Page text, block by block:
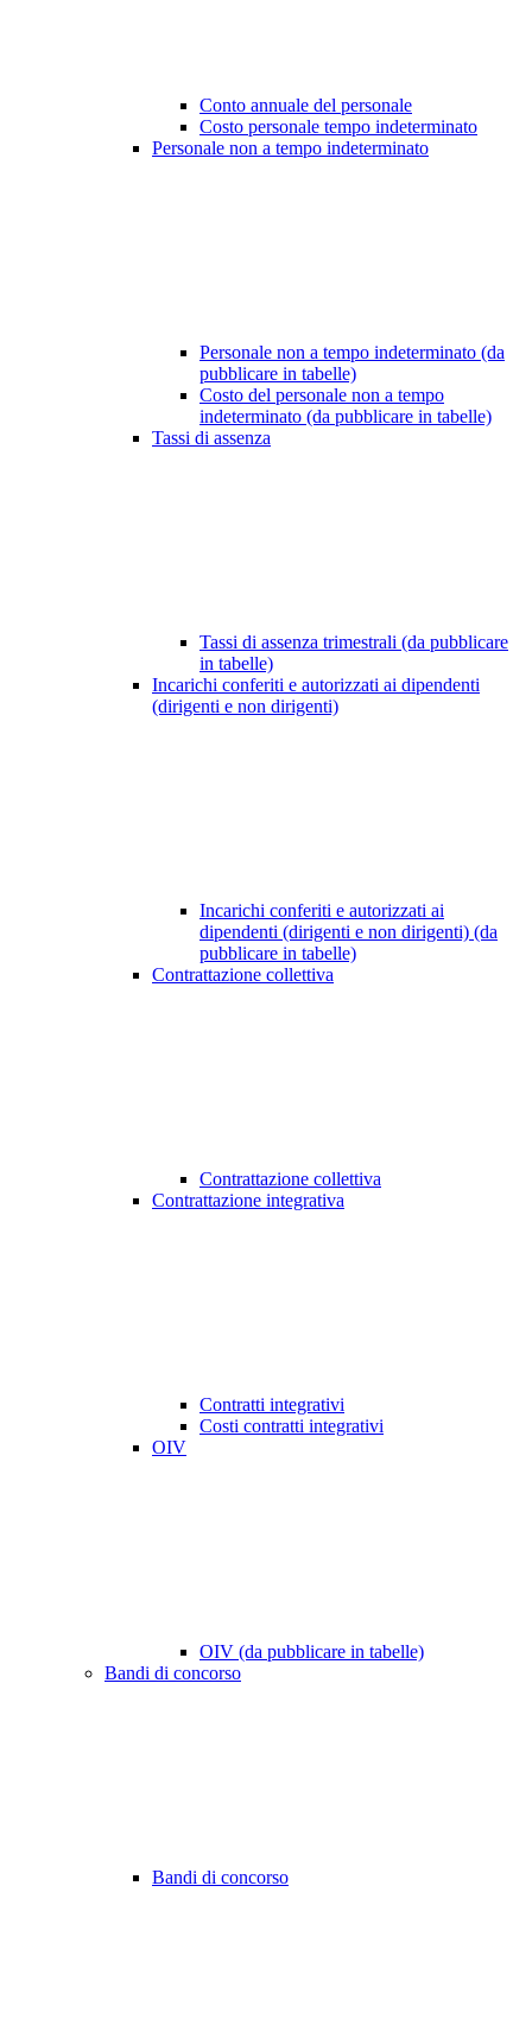
Conto annuale del personale
Costo personale tempo indeterminato
Personale non a tempo indeterminato
Personale non a tempo indeterminato (da
pubblicare in tabelle)
Costo del personale non a tempo
indeterminato (da pubblicare in tabelle)
Tassi di assenza
Tassi di assenza trimestrali (da pubblicare
in tabelle)
Incarichi conferiti e autorizzati ai dipendenti
(dirigenti e non dirigenti)
Incarichi conferiti e autorizzati ai
dipendenti (dirigenti e non dirigenti) (da
pubblicare in tabelle)
Contrattazione collettiva
Contrattazione collettiva
Contrattazione integrativa
Contratti integrativi
Costi contratti integrativi
OIV
OIV (da pubblicare in tabelle)
Bandi di concorso
Bandi di concorso